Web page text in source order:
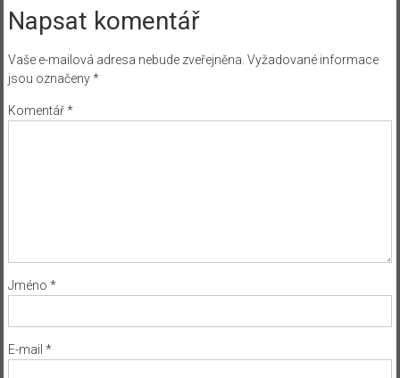
Napsat komentář
Vaše e-mailová adresa nebude zveřejněna. Vyžadované informace
jsou označeny*
Komentář*
Jméno *
E-mail *